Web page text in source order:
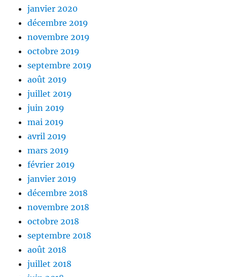
janvier 2020
décembre 2019
novembre 2019
octobre 2019
septembre 2019
août 2019
juillet 2019
juin 2019
mai 2019
avril 2019
mars 2019
février 2019
janvier 2019
décembre 2018
novembre 2018
octobre 2018
septembre 2018
août 2018
juillet 2018